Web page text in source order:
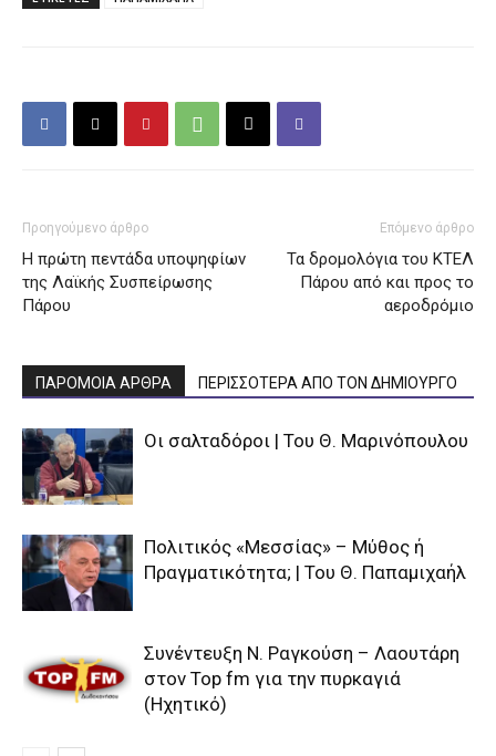
Προηγούμενο άρθρο
Η πρώτη πεντάδα υποψηφίων
της Λαϊκής Συσπείρωσης
Πάρου
Επόμενο άρθρο
Τα δρομολόγια του ΚΤΕΛ
Πάρου από και προς το
αεροδρόμιο
ΠΑΡΟΜΟΙΑ ΑΡΘΡΑ ΠΕΡΙΣΣΟΤΕΡΑ ΑΠΟ ΤΟΝ ΔΗΜΙΟΥΡΓΟ
Οι σαλταδόροι | Του Θ. Μαρινόπουλου
Πολιτικός «Μεσσίας» – Μύθος ή
Πραγματικότητα; | Του Θ. Παπαμιχαήλ
Συνέντευξη Ν. Ραγκούση – Λαουτάρη
στον Top fm για την πυρκαγιά
(Ηχητικό)